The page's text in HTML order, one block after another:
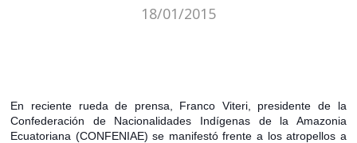
18/01/2015
En reciente rueda de prensa, Franco Viteri, presidente de la
Confederación de Nacionalidades Indígenas de la Amazonia
Ecuatoriana (CONFENIAE) se manifestó frente a los atropellos a